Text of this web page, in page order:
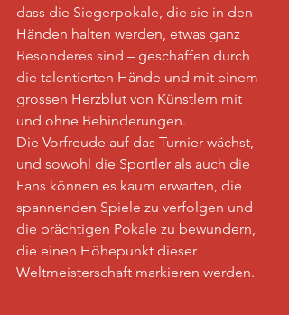
dass die Siegerpokale, die sie in den
Händen halten werden, etwas ganz
Besonderes sind – geschaffen durch
die talentierten Hände und mit einem
grossen Herzblut von Künstlern mit
und ohne Behinderungen.
Die Vorfreude auf das Turnier wächst,
und sowohl die Sportler als auch die
Fans können es kaum erwarten, die
spannenden Spiele zu verfolgen und
die prächtigen Pokale zu bewundern,
die einen Höhepunkt dieser
Weltmeisterschaft markieren werden.